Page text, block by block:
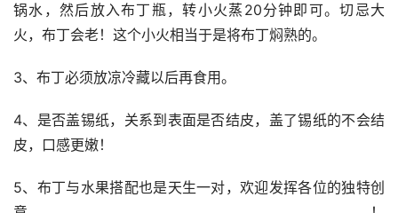
锅水，然后放入布丁瓶，转小火蒸20分钟即可。切忌大
火，布丁会老！这个小火相当于是将布丁焖熟的。
3、布丁必须放凉冷藏以后再食用。
4、是否盖锡纸，关系到表面是否结皮，盖了锡纸的不会结
皮，口感更嫩！
5、布丁与水果搭配也是天生一对，欢迎发挥各位的独特创